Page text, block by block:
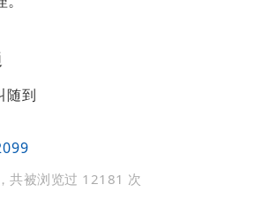
随到
共被浏览过 12181 次